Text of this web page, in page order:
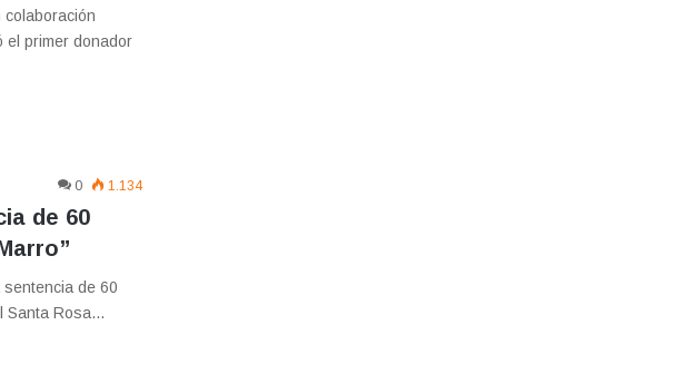
el primer donador
0 1.134
de 60
de 60
Santa Rosa…